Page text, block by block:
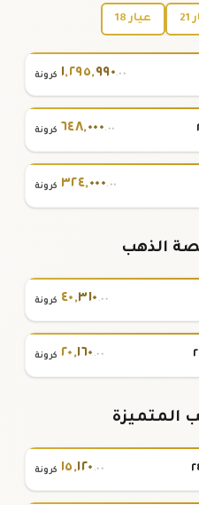
عيار 18
١,٢٩٥,٩٩٠.٠٠ كرونة
٦٤٨,٠٠٠.٠٠ كرونة
٣٢٤,٠٠٠.٠٠ كرونة
الذهب
٤٠,٣١٠ .٠٠ كرونة
٢٠,١٦٠ .٠٠ كرونة
المتميزة
١٥,١٢٠ .٠٠ كرونة